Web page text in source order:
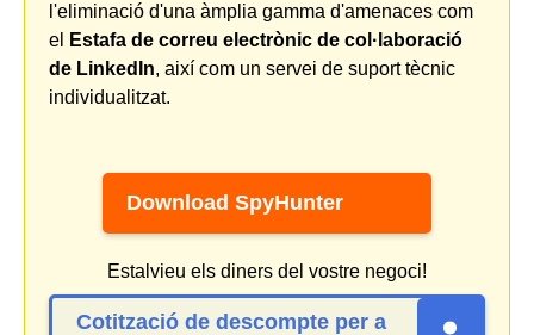
l'eliminació d'una àmplia gamma d'amenaces com
el
Estafa de correu electrònic de col·laboració
de LinkedIn, així com un servei de suport tècnic
individualitzat.
Download SpyHunter
Estalvieu els diners del vostre negoci!
Cotització de descompte per a